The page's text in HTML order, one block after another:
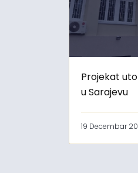
Projekat
u Sarajevu
19 Decembar